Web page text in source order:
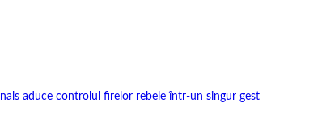
aduce controlul firelor rebele într-un singur gest